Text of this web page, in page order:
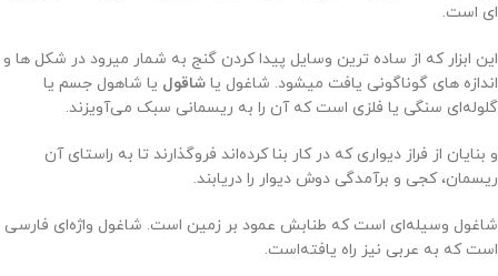
ای است.
این ابزار که از ساده ترین وسایل پیدا کردن گنج به شمار میرود در شکل ها و
اندازه های گوناگونی یافت میشود. شاغول یا شاقول یا شاهول جسم یا
گلوله‌ای سنگی یا فلزی است که آن را به ریسمانی سبک می‌آویزند.
و بنایان از فراز دیواری که در کار بنا کرده‌اند فروگذارند تا به راستای آن
ریسمان، کجی و برآمدگی دوش دیوار را دریابند.
شاغول وسیله‌ای است که طنابش عمود بر زمین است. شاغول واژه‌ای فارسی
است که به عربی نیز راه یافته‌است.